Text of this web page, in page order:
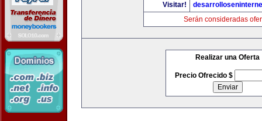
Visitar!
Serán consideradas
Realizar una Oferta
Precio Ofrecido $